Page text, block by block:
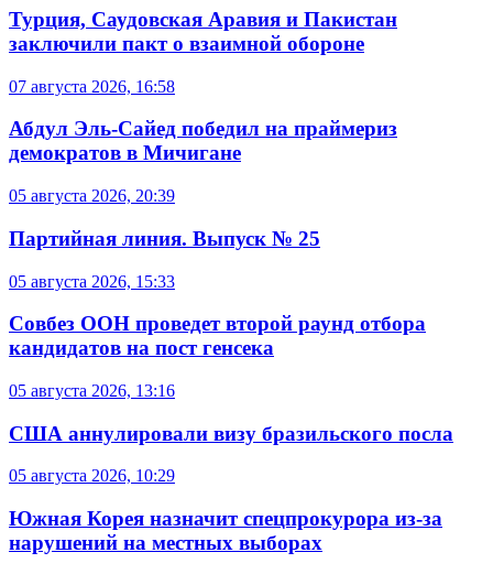
Турция, Саудовская Аравия и Пакистан
заключили пакт о взаимной обороне
07 августа 2026, 16:58
Абдул Эль-Сайед победил на праймериз
демократов в Мичигане
05 августа 2026, 20:39
Партийная линия. Выпуск № 25
05 августа 2026, 15:33
Совбез ООН проведет второй раунд отбора
кандидатов на пост генсека
05 августа 2026, 13:16
США аннулировали визу бразильского посла
05 августа 2026, 10:29
Южная Корея назначит спецпрокурора из-за
нарушений на местных выборах